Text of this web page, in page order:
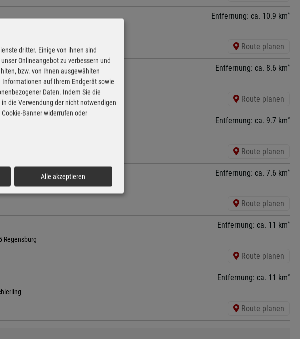
Entfernung: ca. 10.9 km*
Route planen
Entfernung: ca. 8.6 km*
Route planen
Entfernung: ca. 9.7 km*
Route planen
Neutraubling
Entfernung: ca. 7.6 km*
Route planen
Regensburg
Entfernung: ca. 11 km*
Route planen
Entfernung: ca. 11 km*
Route planen
dritter. Einige von ihnen sind
Onlineangebot zu verbessern und
bzw. von Ihnen ausgewählten
auf Ihrem Endgerät sowie
Daten. Indem Sie die
die Verwendung der nicht notwendigen
Banner widerrufen oder
Alle akzeptieren